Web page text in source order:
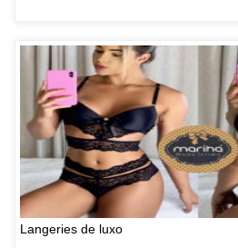
Langeries de luxo